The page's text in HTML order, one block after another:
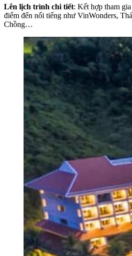
Lên lịch trình chi tiết: Kết hợp tham
điểm đến nổi tiếng như VinWonders,
Chồng…